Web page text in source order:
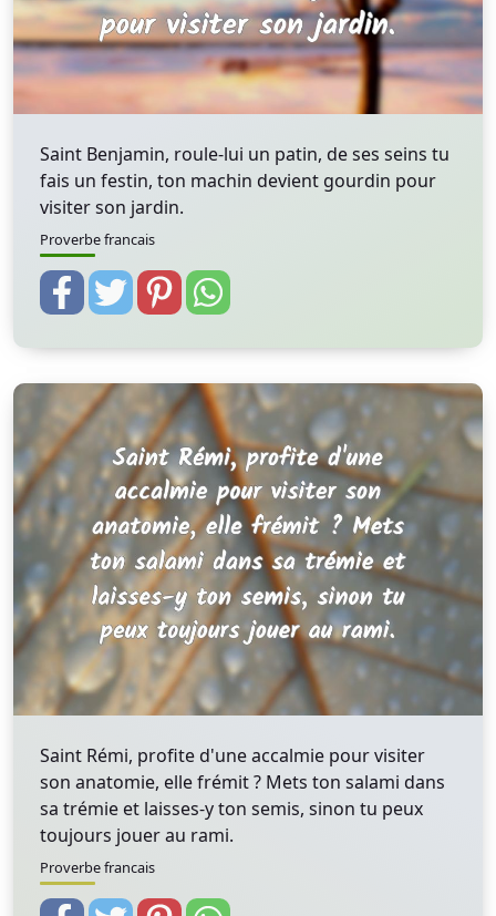
Saint Benjamin, roule-lui un patin, de ses seins tu
fais un festin, ton machin devient gourdin pour
visiter son jardin.
Proverbe francais
Saint Rémi, profite d'une accalmie pour visiter
son anatomie, elle frémit ? Mets ton salami dans
sa trémie et laisses-y ton semis, sinon tu peux
toujours jouer au rami.
Proverbe francais